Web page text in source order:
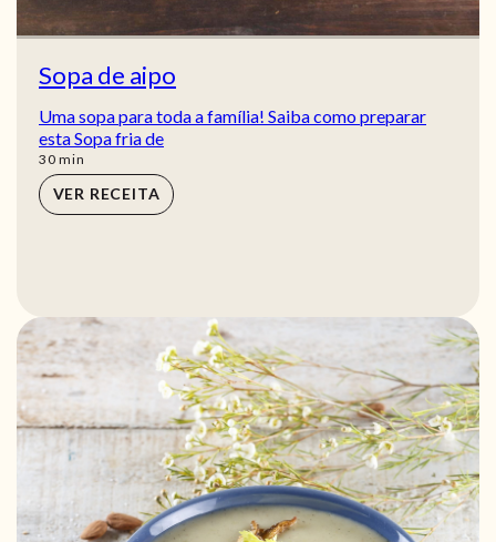
Sopa de aipo
Uma sopa para toda a família! Saiba como preparar
esta Sopa fria de
30min
min
VER RECEITA